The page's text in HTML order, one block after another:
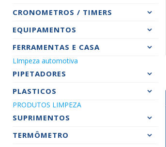
CRONOMETROS / TIMERS
EQUIPAMENTOS
FERRAMENTAS E CASA
LImpeza automotiva
PIPETADORES
PLASTICOS
PRODUTOS LIMPEZA
SUPRIMENTOS
TERMÔMETRO